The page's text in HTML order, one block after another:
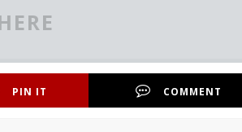
PIN IT COMMENT